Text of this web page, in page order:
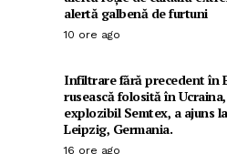
alertă galbenă de furtuni
10 ore ago
Infiltrare fără precedent în
rusească folosită în
explozibil Semtex, a ajuns
Leipzig, Germania.
16 ore ago